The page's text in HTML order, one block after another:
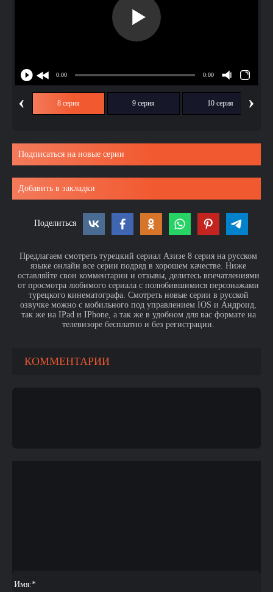
‹ 8 серия 9 серия 10 серия ›
Подписаться на новые серии
Добавить в закладки
Поделиться
Предлагаем смотреть турецкий сериал Азизе 8 серия на русском
языке онлайн все серии подряд в хорошем качестве. Ниже
оставляйте свои комментарии и отзывы, делитесь впечатлениями
от просмотра любимого сериала с полюбившимися персонажами
турецкого кинематографа. Смотреть новые серии в русской
озвучке можно с мобильного под управлением IOS и Андроид,
так же на IPad и IPhone, а так же в удобном для вас формате на
телевизоре бесплатно и без регистрации.
КОММЕНТАРИИ
Имя:*